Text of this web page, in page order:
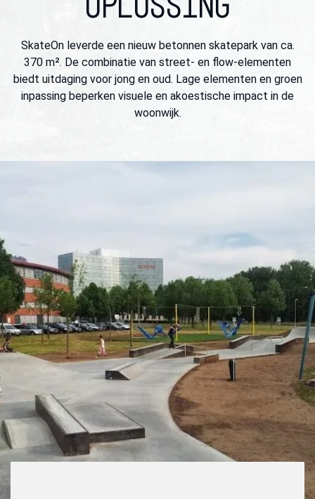
OPLOSSING
SkateOn leverde een nieuw betonnen skatepark van ca.
370 m². De combinatie van street- en flow-elementen
biedt uitdaging voor jong en oud. Lage elementen en groen
inpassing beperken visuele en akoestische impact in de
woonwijk.